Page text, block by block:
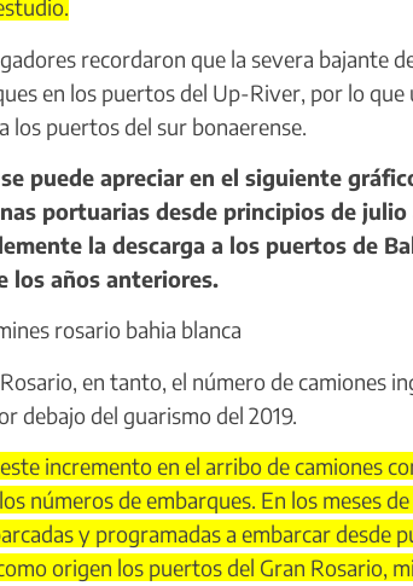
recordaron que la severa bajante
en los puertos del Up-River, por lo
los puertos del sur bonaerense.
puede apreciar en el siguiente
portuarias desde principios de
la descarga a los puertos de
los años anteriores.
en tanto, el número de camiones
debajo del guarismo del 2019.
incremento en el arribo de camiones
números de embarques. En los meses
y programadas a embarcar desde
origen los puertos del Gran Rosario,